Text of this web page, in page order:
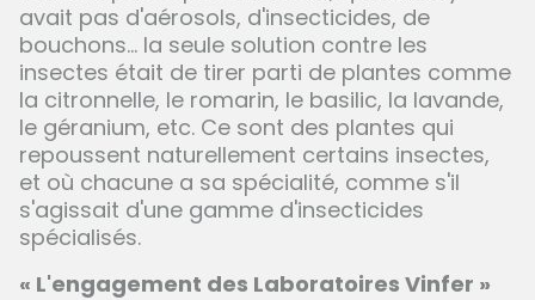
avait pas d'aérosols, d'insecticides, de
bouchons... la seule solution contre les
insectes était de tirer parti de plantes comme
la citronnelle, le romarin, le basilic, la lavande,
le géranium, etc. Ce sont des plantes qui
repoussent naturellement certains insectes,
et où chacune a sa spécialité, comme s'il
s'agissait d'une gamme d'insecticides
spécialisés.
« L'engagement des Laboratoires Vinfer »